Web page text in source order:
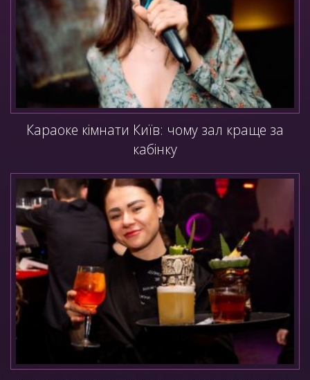
Караоке кімнати Київ: чому зал краще за
кабінку